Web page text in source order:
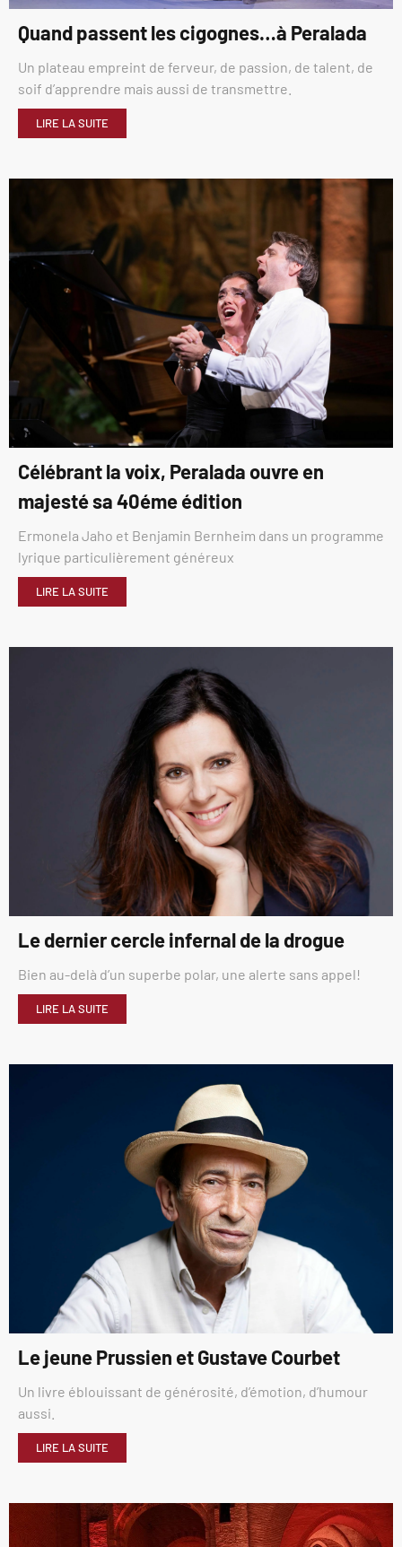
Quand passent les cigognes…à Peralada
Un plateau empreint de ferveur, de passion, de talent, de
soif d’apprendre mais aussi de transmettre.
LIRE LA SUITE
Célébrant la voix, Peralada ouvre en
majesté sa 40éme édition
Ermonela Jaho et Benjamin Bernheim dans un programme
lyrique particulièrement généreux
LIRE LA SUITE
Le dernier cercle infernal de la drogue
Bien au-delà d’un superbe polar, une alerte sans appel!
LIRE LA SUITE
Le jeune Prussien et Gustave Courbet
Un livre éblouissant de générosité, d’émotion, d’humour
aussi.
LIRE LA SUITE